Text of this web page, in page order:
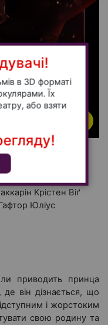
Крістен Віґ
Юліус
приводить принца
він дізнається, що
і жорстоким
свою родину та
в 3D форматі
Їх
або взяти